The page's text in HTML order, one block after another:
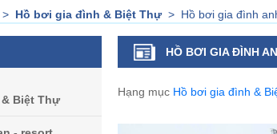
> Hồ bơi gia đình & Biệt Thự> Hồ bơi gia đình
Biệt Thự
HỒ BƠI GIA ĐÌNH
Hạng mục Hồ bơi gia đình &